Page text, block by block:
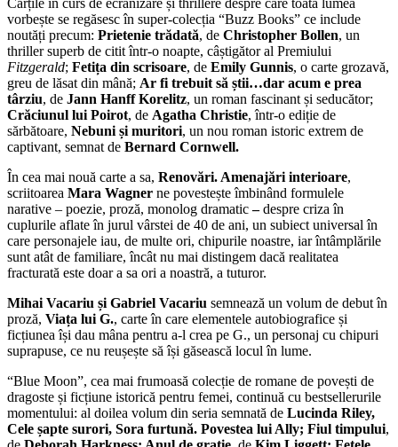
vorbește se regăsesc în super-colecția “Buzz Books” ce include
noutăți precum: Prietenie trădată, de Christopher Bollen, un
thriller superb de citit într-o noapte, câștigător al Premiului
Fitzgerald; Fetița din scrisoare, de Emily Gunnis, o carte grozavă,
greu de lăsat din mână; Ar fi trebuit să știi…dar acum e prea
târziu, de Jann Hanff Korelitz, un roman fascinant și seducător;
Crăciunul lui Poirot, de Agatha Christie, într-o ediție de
sărbătoare, Nebuni și muritori, un nou roman istoric extrem de
captivant, semnat de Bernard Cornwell.
În cea mai nouă carte a sa, Renovări. Amenajări interioare,
scriitoarea Mara Wagner ne povestește îmbinând formulele
narative – poezie, proză, monolog dramatic–­­despre criza în
cuplurile aflate în jurul vârstei de 40 de ani, un subiect universal în
care personajele iau, de multe ori, chipurile noastre, iar întâmplările
sunt atât de familiare, încât nu mai distingem dacă realitatea
fracturată este doar a sa ori a noastră, a tuturor.
Mihai Vacariu și Gabriel Vacariu semnează un volum de debut în
proză, Viața lui G., carte în care elementele autobiografice și
ficțiunea își dau mâna pentru a-l crea pe G., un personaj cu chipuri
suprapuse, ce nu reușește să își găsească locul în lume.
“Blue Moon”, cea mai frumoasă colecție de romane de povești de
dragoste și ficțiune istorică pentru femei, continuă cu bestsellerurile
momentului: al doilea volum din seria semnată de Lucinda Riley,
Cele șapte surori, Sora furtună. Povestea lui Ally; Fiul timpului,